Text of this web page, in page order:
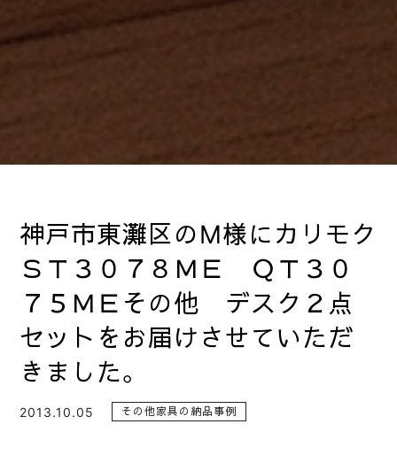
神戸市東灘区のM様にカリモク
ＳＴ３０７８ＭＥ ＱＴ３０
７５ＭＥその他 デスク２点
セットをお届けさせていただ
きました。
2013.10.05 その他家具の納品事例